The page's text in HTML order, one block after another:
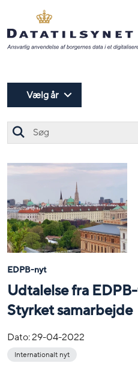
Vælg år
EDPB-nyt
Udtalelse fra
Styrket samarbejde
Dato:29-04-2022
Internationalt nyt